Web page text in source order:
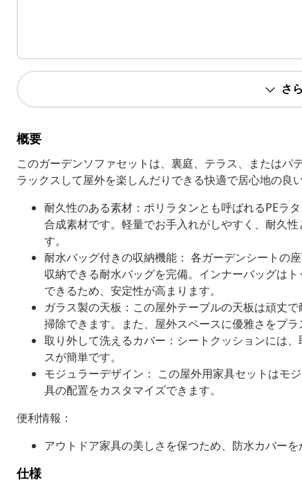
さ
概要
このガーデンソファセットは、裏庭、テラス、またはパ
ラックスして屋外を楽しんだりできる快適で居心地の良
耐久性のある素材：ポリラタンとも呼ばれるPEラ
合成素材です。軽量でお手入れがしやすく、耐久
す。
耐水バッグ付きの収納機能： 各ガーデンシートの
収納できる耐水バッグを完備。インナーバッグは
できるため、安定性が高まります。
ガラス製の天板：この屋外テーブルの天板は頑丈
掃除できます。また、屋外スペースに優雅さをプラ
取り外して洗えるカバー：シートクッションには
スが簡単です。
モジュラーデザイン： この屋外用家具セットはモ
具の配置をカスタマイズできます。
便利情報：
アウトドア家具の美しさを保つため、防水カバーを
仕様